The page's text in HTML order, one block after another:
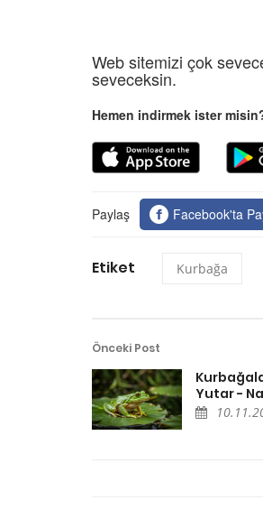
Web sitemizi çok
seveceksin.
Hemen indirmek ister
Paylaş Facebook'ta
Etiket Kurbağa
Önceki Post
Yutar -